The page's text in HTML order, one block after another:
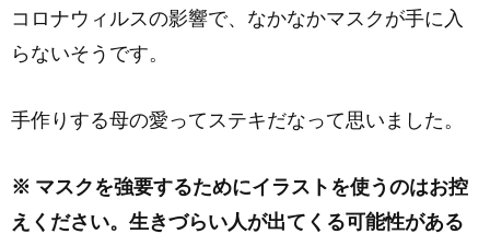
コロナウィルスの影響で、なかなかマスクが手に入
らないそうです。
手作りする母の愛ってステキだなって思いました。
※ マスクを強要するためにイラストを使うのはお控
えください。生きづらい人が出てくる可能性がある